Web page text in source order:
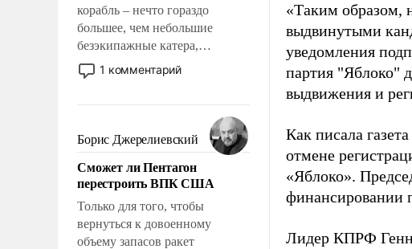
корабль – нечто гораздо
большее, чем небольшие
безэкипажные катера,
применение которых уже
стало обыденностью. Задача по
сложна и амбициозна. Однако
и ее реализация радикально
поднимет наши боевые
возможности.
1 комментарий
Борис Джерелиевский
Сможет ли Пентагон
перестроить ВПК США
Только для того, чтобы
вернуться к довоенному
объему запасов ракет
«Таким образом,
выдвинутыми
уведомления
партия "Яблоко"
выдвижения и
Как писала
отмене
«Яблоко».
финансировании
Лидер КПРФ